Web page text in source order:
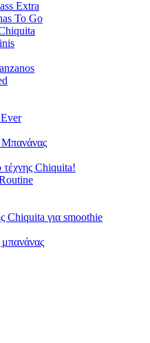
Extra
To Go
Μπανάνας
τέχνης Chiquita!
Chiquita για smoothie
μπανάνας